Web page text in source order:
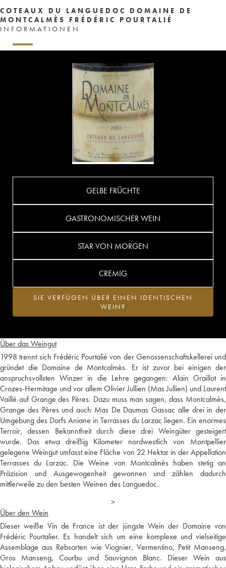
COTEAUX DU LANGUEDOC DOMAINE DE
MONTCALMÈS FRÉDÉRIC POURTALIÉ
INFORMATIONEN
Über das Weingut
1998 trennt sich Frédéric Pourtalié von der Genossenschaftskellerei und
gründet die Domaine de Montcalmès. Er ist zuvor bei einigen der
anspruchsvollsten Winzer in die Lehre gegangen: Alain Graillot in
Crozes-Hermitage und vor allem Olivier Jullien (Mas Jullien) und Laurent
Vaillé auf Grange des Pères. Dazu muss man sagen, dass Montcalmès,
Grange des Pères und auch Mas De Daumas Gassac alle drei in der
Umgebung des Dorfs Aniane in Terrasses du Larzac liegen. Ein enormes
Terroir, dessen Bekanntheit durch diese drei Weingüter gesteigert
wurde. Das etwa dreißig Kilometer nordwestlich von Montpellier
gelegene Weingut umfasst eine Fläche von 22 Hektar in der Appellation
Terrasses du Larzac. Die Weine von Montcalmès haben stetig an
Präzision und Ausgewogenheit gewonnen und zählen dadurch
mittlerweile zu den besten Weinen des Languedoc.
>
Über den Wein
Dieser weiße Vin de France ist der jüngste Wein der Domaine von
Frédéric Pourtalier. Es handelt sich um eine komplexe und vielseitige
Assemblage aus Rebsorten wie Viognier, Vermentino, Petit Manseng,
Gros Manseng, Courbu und Sauvignon Blanc. Dieser Wein aus
GELBE FRÜCHTE
GASTRONOMISCHER WEIN
STAR VON MORGEN
CREMIG
SIE VERFÜGEN ÜBER EINEN IDENTISCHEN
WEIN?